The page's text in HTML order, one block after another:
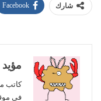
شارك Facebook
كاتب
في